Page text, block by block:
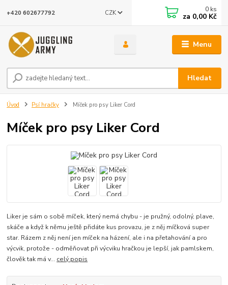
Menu
CZK
Hledat
+420 602677792 0 ks
za 0,00 Kč
Úvod Psí hračky Míček pro psy Liker Cord
Míček pro psy Liker Cord
Liker je sám o sobě míček, který nemá chybu - je pružný, odolný, plave,
skáče a když k němu ještě přidáte kus provazu, je z něj míčková super
star. Rázem z něj není jen míček na házení, ale i na přetahování a pro
výcvik, protože - odměňovat při výcviku hračkou je lepší, jak pamlskem,
člověk tak má v... celý popis